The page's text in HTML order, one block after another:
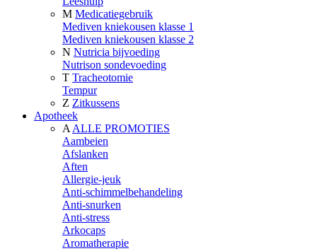
M Medicatiegebruik
Mediven kniekousen klasse 1
Mediven kniekousen klasse 2
N Nutricia bijvoeding
Nutrison sondevoeding
T Tracheotomie
Tempur
Z Zitkussens
Apotheek
A ALLE PROMOTIES
Aambeien
Afslanken
Aften
Allergie-jeuk
Anti-schimmelbehandeling
Anti-snurken
Anti-stress
Arkocaps
Aromatherapie